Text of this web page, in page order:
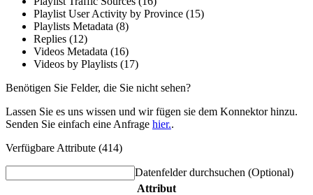
Playlist User Activity by Province (15)
Playlists Metadata (8)
Replies (12)
Videos Metadata (16)
Videos by Playlists (17)
Benötigen Sie Felder, die Sie nicht sehen?
Lassen Sie es uns wissen und wir fügen sie dem Konnektor hinzu.
Senden Sie einfach eine Anfrage hier..
Verfügbare Attribute (414)
Datenfelder durchsuchen (Optional)
Attribut